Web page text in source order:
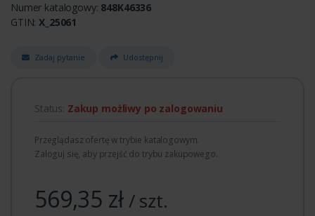
Numer katalogowy: 848K46336
GTIN:X_25061
Zadaj pytanie Udostępnij
Status: Zakup możliwy po zalogowaniu
Przeglądasz ofertę w trybie katalogowym.
Zaloguj się, aby przejść do trybu zakupowego.
569,35 zł/ szt.